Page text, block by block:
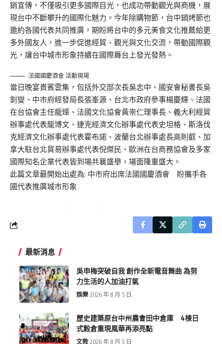
銷宣傳，不僅吸引更多國際目光，也成功帶動觀光與商機，展
現台中不斷攀升的國際化魅力。今年除購物節，台中鍋烤節也
邀約各國代表共同推廣，期盼將台中的多元美食文化推薦給更
多外國友人，進一步促進經貿、觀光與文化交流，帶動國際觀
光，讓台中城市形象持續在國際舞台上發光發熱。
法國國慶酒會 活動現場
當日晚宴貴賓雲集，包括外交部次長吳志中、國安會秘書長吳
釗燮、中市府經發局長張峯源、台北市政府參事楊慶輝、法國
在台協會主任龍燁、法國文化協會黃崇仁理事長、義大利經貿
辦事處代表龍博文、捷克經濟文化辦事處代表史坦格、斯洛伐
克經濟文化辦事處代表霍布諾、波蘭台北辦事處長高則叡、加
拿大駐台北貿易辦事處代表倪傑民、歐洲在台商務協會及多家
國際知名企業代表皆到場共襄盛舉，場面隆重盛大。
此篇文章最開始出處為: 中市府出席法國國慶酒會 盼攜手各
國代表推廣城市形象
最新消息
吳申梅突破自我 創作全新電音舞曲 為努
力生活的人加油打氣
娛樂 2026 年 8 月 5 日
歷史建築原台中州農會田中倉庫 4棟日
式穀倉重現風華再添亮點
文教 2026 年 8 月 5 日